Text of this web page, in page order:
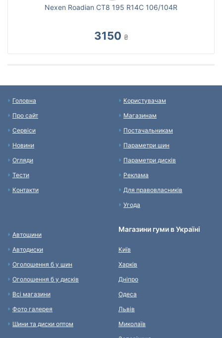
Nexen Roadian CT8 195 R14C 106/104R
3150 ₴
Головна
Про сайт
Сервіси
Новини
Огляди
Тести
Контакти
Користувачам
Магазинам
Постачальникам
Параметри шин
Параметри дисків
Реклама
Для правовласників
Угода
Автошини
Автодиски
Оголошення б у шин
Оголошення б у дисків
Всі магазини
Фото галерея
Шини та диски оптом
Магазини гуми в Україні
Київ
Харків
Дніпро
Одеса
Львів
Миколаїв